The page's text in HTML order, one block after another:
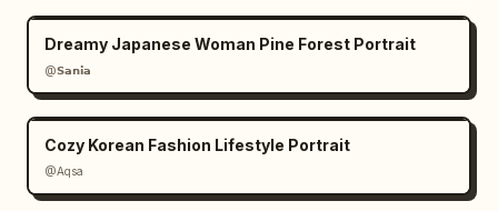
Dreamy Japanese Woman Pine Forest Portrait
@𝗦𝗮𝗻𝗶𝗮
Cozy Korean Fashion Lifestyle Portrait
@Aqsa